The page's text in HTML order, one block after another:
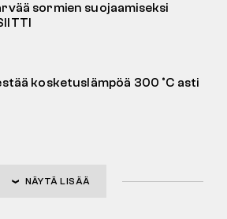
sormien suojaamiseksi
kosketuslämpöä 300 °C asti
NÄYTÄ LISÄÄ